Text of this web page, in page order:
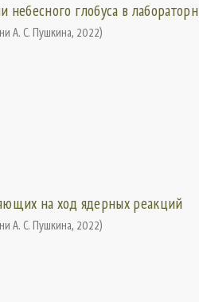
небесного глобуса в
А. С. Пушкина, 2022)
на ход ядерных реакций
А. С. Пушкина, 2022)